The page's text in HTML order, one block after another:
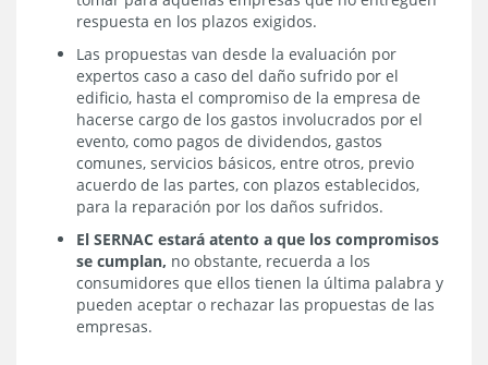
respuesta en los plazos exigidos.
Las propuestas van desde la evaluación por
expertos caso a caso del daño sufrido por el
edificio, hasta el compromiso de la empresa de
hacerse cargo de los gastos involucrados por el
evento, como pagos de dividendos, gastos
comunes, servicios básicos, entre otros, previo
acuerdo de las partes, con plazos establecidos,
para la reparación por los daños sufridos.
El SERNAC estará atento a que los compromisos
se cumplan, no obstante, recuerda a los
consumidores que ellos tienen la última palabra y
pueden aceptar o rechazar las propuestas de las
empresas.